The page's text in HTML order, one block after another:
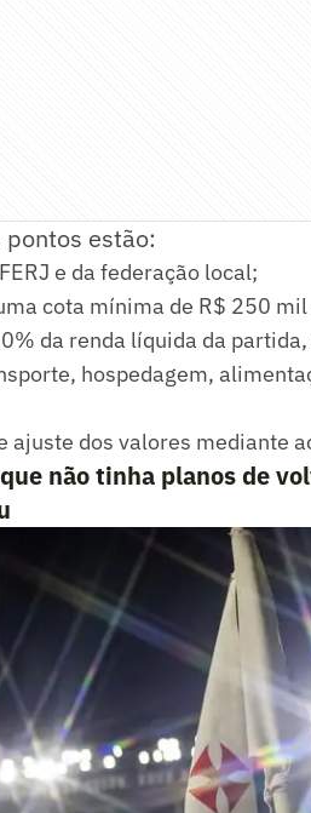
estão:
e da federação local;
cota mínima de R$ 250
da renda líquida da
hospedagem,
ajuste dos valores mediante
não tinha planos de